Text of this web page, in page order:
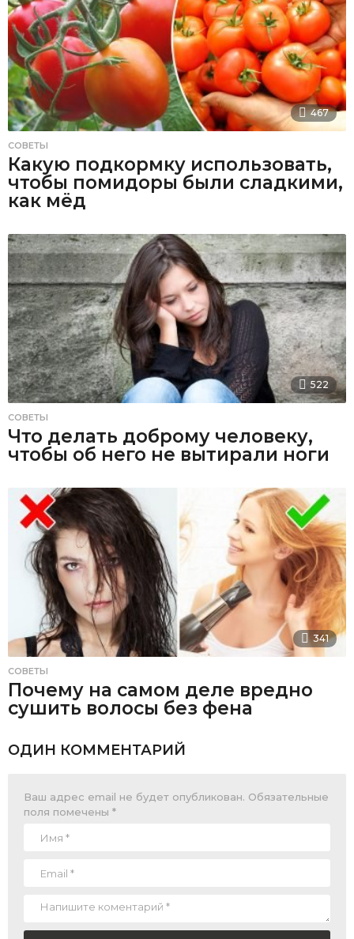
467
СОВЕТЫ
Какую подкормку использовать,
чтобы помидоры были сладкими,
как мёд
522
СОВЕТЫ
Что делать доброму человеку,
чтобы об него не вытирали ноги
341
СОВЕТЫ
Почему на самом деле вредно
сушить волосы без фена
ОДИН КОММЕНТАРИЙ
Ваш адрес email не будет опубликован. Обязательные
поля помечены *